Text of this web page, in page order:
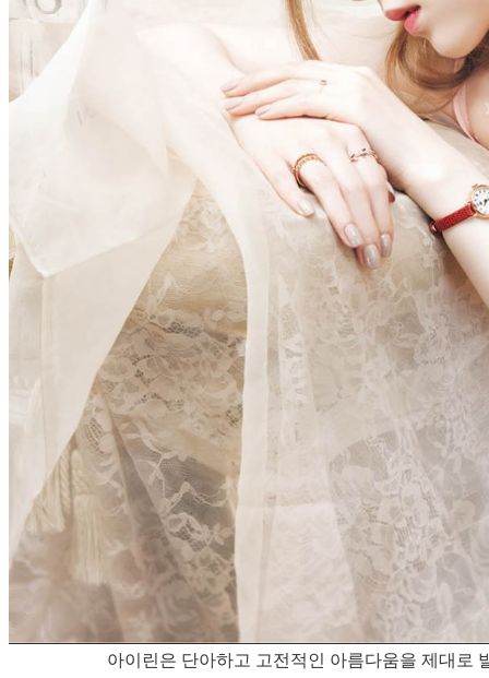
아이린은 단아하고 고전적인 아름다움을 제대로